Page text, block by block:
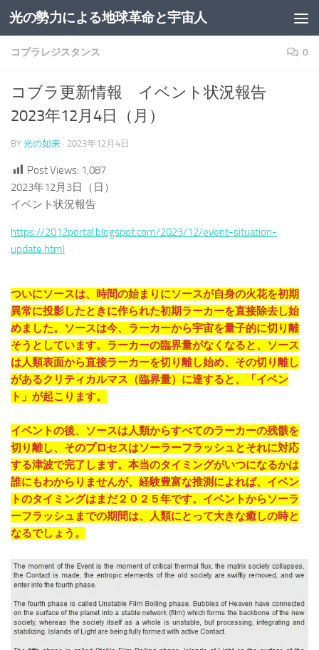
コンテンツへスキップ
光の勢力による地球革命と宇宙人
コブラレジスタンス 0
コブラ更新情報 イベント状況報告
2023年12月4日（月）
BY 光の如来 · 2023年12月4日
Post Views: 1,087
2023年12月3日（日）
イベント状況報告
https://2012portal.blogspot.com/2023/12/event-situation-
update.html
ついにソースは、時間の始まりにソースが自身の火花を初期
異常に投影したときに作られた初期ラーカーを直接除去し始
めました。ソースは今、ラーカーから宇宙を量子的に切り離
そうとしています。ラーカーの臨界量がなくなると、ソース
は人類表面から直接ラーカーを切り離し始め、その切り離し
があるクリティカルマス（臨界量）に達すると、「イベン
ト」が起こります。
イベントの後、ソースは人類からすべてのラーカーの残骸を
切り離し、そのプロセスはソーラーフラッシュとそれに対応
する津波で完了します。本当のタイミングがいつになるかは
誰にもわからりませんが、経験豊富な推測によれば、イベン
トのタイミングはまだ２０２５年です。イベントからソーラ
ーフラッシュまでの期間は、人類にとって大きな癒しの時と
なるでしょう。